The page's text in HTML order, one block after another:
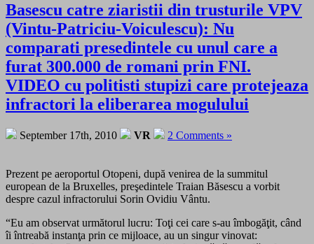
Basescu catre ziaristii din trusturile VPV
(Vintu-Patriciu-Voiculescu): Nu
comparati presedintele cu unul care a
furat 300.000 de romani prin FNI.
VIDEO cu politisti stupizi care protejeaza
infractori la eliberarea mogulului
September 17th, 2010 VR 2 Comments »
Prezent pe aeroportul Otopeni, după venirea de la summitul
european de la Bruxelles, preşedintele Traian Băsescu a vorbit
despre cazul infractorului Sorin Ovidiu Vântu.
“Eu am observat următorul lucru: Toţi cei care s-au îmbogăţit, când
îi întreabă instanţa prin ce mijloace, au un singur vinovat: